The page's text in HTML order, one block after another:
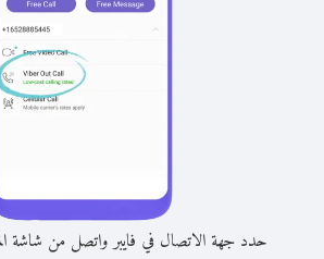
حدد جهة الاتصال في فايبر واتصل من شاشة